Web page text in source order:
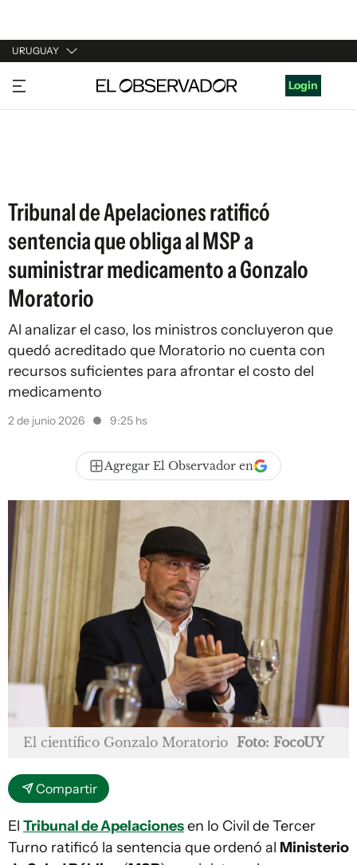
URUGUAY
URUGUAY
ARGENTINA
Login
Tribunal de Apelaciones ratificó
sentencia que obliga al MSP a
suministrar medicamento a Gonzalo
Moratorio
Al analizar el caso, los ministros concluyeron que
quedó acreditado que Moratorio no cuenta con
recursos suficientes para afrontar el costo del
medicamento
2 de junio 2026 9:25 hs
Agregar El Observador en
El científico Gonzalo Moratorio Foto: FocoUY
Compartir
El Tribunal de Apelacionesen lo Civil de Tercer
Turno ratificó la sentencia que ordenó al Ministerio